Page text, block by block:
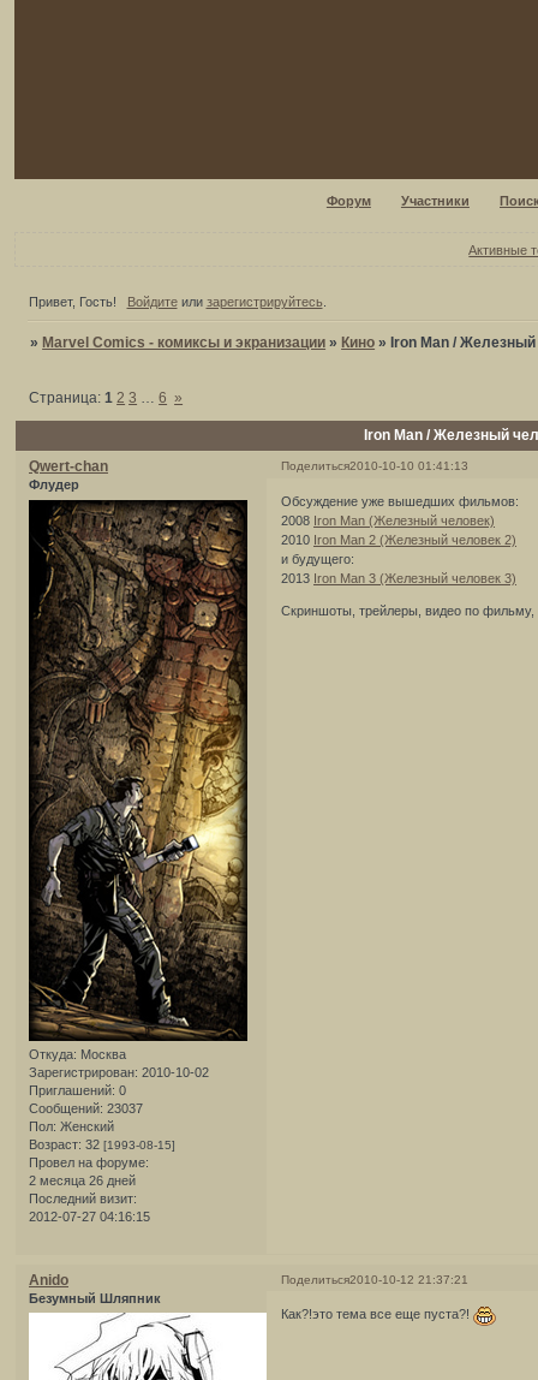
Форум Участники
Активные
Привет, Гость! Войдитеили зарегистрируйтесь.
» Marvel Comics - комиксы и экранизации » Кино » Iron Man /
Iron Man / Железный
Страница:1 2 3 … 6 »
Поделиться2010-10-10 01:41:13
Qwert-chan
Флудер
Откуда: Москва
Зарегистрирован: 2010-10-02
Приглашений: 0
Сообщений: 23037
Пол: Женский
Возраст: 32 [1993-08-15]
Провел на форуме:
2 месяца 26 дней
Последний визит:
2012-07-27 04:16:15
Обсуждение уже вышедших фильмов:
2008 Iron Man (Железный человек)
2010 Iron Man 2 (Железный человек 2)
и будущего:
2013 Iron Man 3 (Железный человек 3)
Скриншоты, трейлеры, видео по
Поделиться2010-10-12 21:37:21
Anido
Безумный Шляпник
Как?!это тема все еще пуста?!